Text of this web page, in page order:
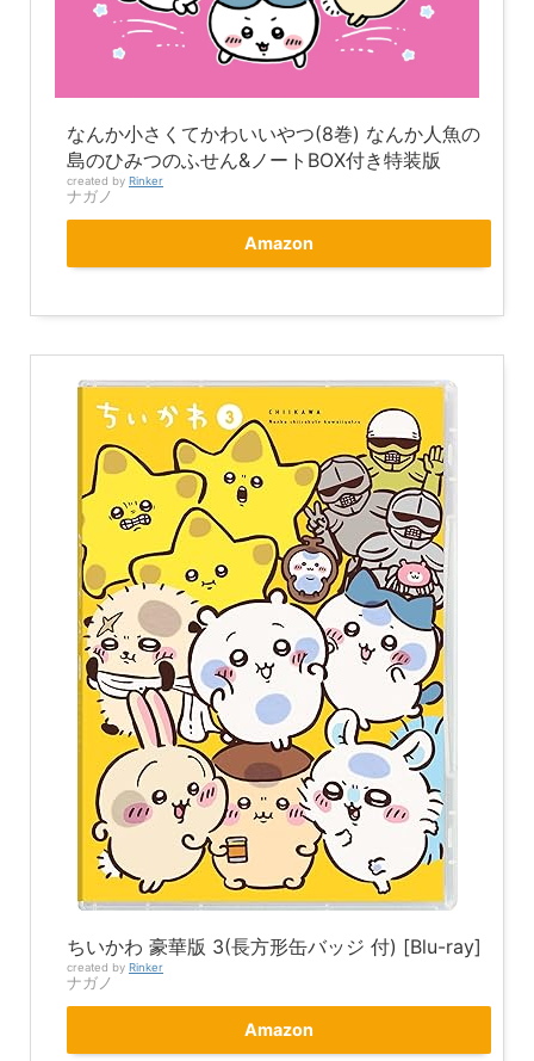
なんか小さくてかわいいやつ(8巻) なんか人魚の
島のひみつのふせん&ノートBOX付き特装版
created by Rinker
ナガノ
Amazon
ちいかわ 豪華版 3(長方形缶バッジ 付) [Blu-ray]
created by Rinker
ナガノ
Amazon